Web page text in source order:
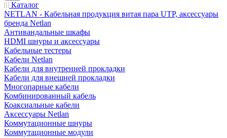
Каталог
NETLAN - Кабельная продукция витая пара UTP, аксессуары
бренда Netlan
Антивандальные шкафы
HDMI шнуры и аксессуары
Кабельные тестеры
Кабели Netlan
Кабели для внутренней прокладки
Кабели для внешней прокладки
Многопарные кабели
Комбинированный кабель
Коаксиальные кабели
Аксессуары Netlan
Коммутационные шнуры
Коммутационные модули